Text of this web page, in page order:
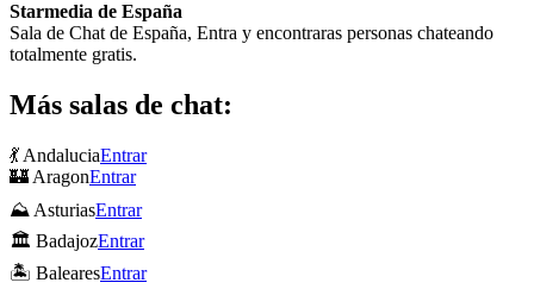
Starmedia de España
Sala de Chat de España, Entra y encontraras personas chateando
totalmente gratis.
Más salas de chat:
💃 AndaluciaEntrar
🏰 AragonEntrar
⛰ AsturiasEntrar
🏛 BadajozEntrar
🏝 BalearesEntrar